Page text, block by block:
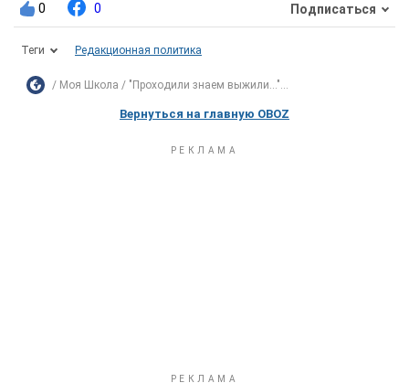
0 0 Подписаться
Теги Редакционная политика
Моя Школа "Проходили знаем выжили..."...
Вернуться на главную OBOZ